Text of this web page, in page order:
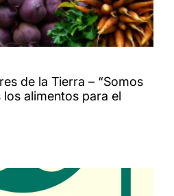
de la Tierra – “Somos
alimentos para el